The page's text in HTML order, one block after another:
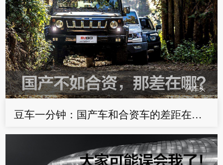
汽车头
豆车一分钟：国产车和合资车的差距在哪，有希望追赶么